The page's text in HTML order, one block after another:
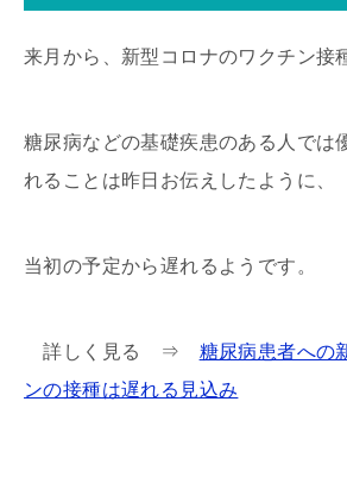
来月から、新型コロナのワクチン接
糖尿病などの基礎疾患のある人では
れることは昨日お伝えしたように、
当初の予定から遅れるようです。
詳しく見る ⇒ 糖尿病患者への
ンの接種は遅れる見込み